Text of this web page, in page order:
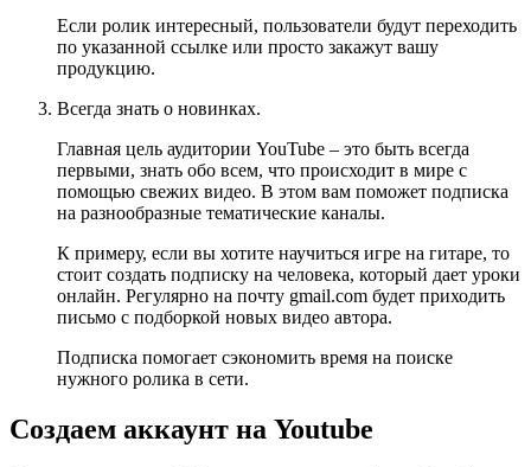
Если ролик интересный, пользователи будут переходить
по указанной ссылке или просто закажут вашу
продукцию.
Всегда знать о новинках.
Главная цель аудитории YouTube – это быть всегда
первыми, знать обо всем, что происходит в мире с
помощью свежих видео. В этом вам поможет подписка
на разнообразные тематические каналы.
К примеру, если вы хотите научиться игре на гитаре, то
стоит создать подписку на человека, который дает уроки
онлайн. Регулярно на почту gmail.com будет приходить
письмо с подборкой новых видео автора.
Подписка помогает сэкономить время на поиске
нужного ролика в сети.
Создаем аккаунт на Youtube